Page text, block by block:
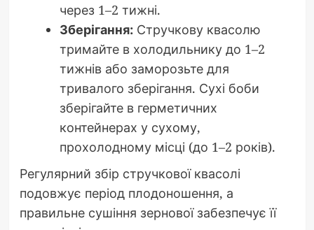
через 1–2 тижні.
Зберігання:Стручкову квасолю
тримайте в холодильнику до 1–2
тижнів або заморозьте для
тривалого зберігання. Сухі боби
зберігайте в герметичних
контейнерах у сухому,
прохолодному місці (до 1–2 років).
Регулярний збір стручкової квасолі
подовжує період плодоношення, а
правильне сушіння зернової забезпечує її